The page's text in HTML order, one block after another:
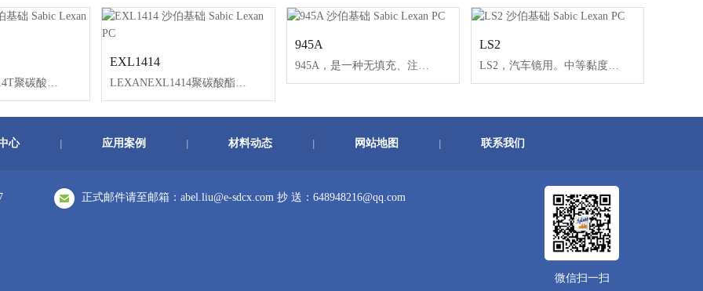
LEXANEXL1414T聚碳酸酯（PC）硅氧烷共聚物树脂是一种透明的注塑级树脂。这种树脂具有极低的温度（-40°C）延展性，结合中等流动特性和优异的加工性能，与标准PC相比，IM循环时间更短。LEXANEXL1414T树脂是一种通用产品，有透明和不透明两种颜色，是广泛应用的绝佳候选者。
EXL1414
LEXANEXL1414聚碳酸酯（PC）硅氧烷共聚物树脂是一种中等流动性的不透明注塑（IM）级树脂。这种树脂具有极低的温度（-40℃）延展性，同时具有优异的加工性和脱模性，与标准PC相比，IM循环时间更短。LEXANEXL1414树脂是一种有各种不透明颜色的产品，可能是各种应用的绝佳候选者。
945A
945A，是一种无填充、注塑成型的产品。这种非氯化、非溴化阻燃型PC具有UL-94V0级，可用于透明和有色颜色的选择。Lexan945A是一种通用的树脂，用于满足各种应用的需要。
LS2
LS2，汽车镜用。中等黏度、紫外稳定。仅有透明色。
心 应用案例 材料动态 网站地图 联系我们
正式邮件请至邮箱：abel.liu@e-sdcx.com 抄 送：648948216@qq.com
微信扫一扫